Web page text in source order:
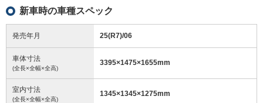
新車時の車種スペック
発売年月 25(R7)/06
車体寸法
(全長×全幅×全高)
3395×1475×1655mm
室内寸法
(全長×全幅×全高)
1345×1345×1275mm